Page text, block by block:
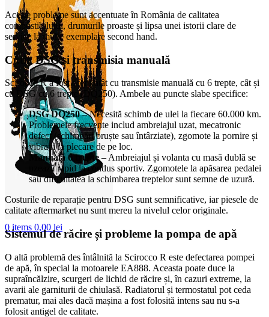
0 items 0,00 lei
Aceste probleme sunt accentuate în România de calitatea
combustibilului, drumurile proaste și lipsa unei istorii clare de
service la multe exemplare second hand.
Cutia DSG și transmisia manuală
Scirocco R a fost oferit atât cu transmisie manuală cu 6 trepte, cât și
cu DSG cu 6 trepte (DQ250). Ambele au puncte slabe specifice:
DSG DQ250– Necesită schimb de ulei la fiecare 60.000 km.
Problemele frecvente includ ambreiajul uzat, mecatronic
defect (schimbări bruște sau întârziate), zgomote la pornire și
vibrații la plecare de pe loc.
Manuală 6 trepte– Ambreiajul și volanta cu masă dublă se
uzează rapid la condus sportiv. Zgomotele la apăsarea pedalei
sau dificultatea la schimbarea treptelor sunt semne de uzură.
Costurile de reparație pentru DSG sunt semnificative, iar piesele de
calitate aftermarket nu sunt mereu la nivelul celor originale.
Sistemul de răcire și probleme la pompa de apă
O altă problemă des întâlnită la Scirocco R este defectarea pompei
de apă, în special la motoarele EA888. Aceasta poate duce la
supraîncălzire, scurgeri de lichid de răcire și, în cazuri extreme, la
avarii ale garniturii de chiulasă. Radiatorul și termostatul pot ceda
prematur, mai ales dacă mașina a fost folosită intens sau nu s-a
folosit antigel de calitate.